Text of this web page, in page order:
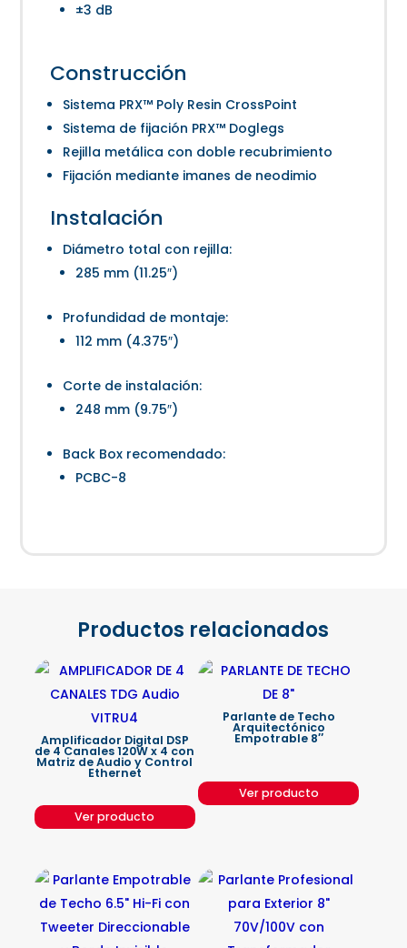
±3 dB
Construcción
Sistema PRX™ Poly Resin CrossPoint
Sistema de fijación PRX™ Doglegs
Rejilla metálica con doble recubrimiento
Fijación mediante imanes de neodimio
Instalación
Diámetro total con rejilla:
285 mm (11.25″)
Profundidad de montaje:
112 mm (4.375″)
Corte de instalación:
248 mm (9.75″)
Back Box recomendado:
PCBC-8
Productos relacionados
Amplificador Digital DSP
de 4 Canales 120W x 4 con
Matriz de Audio y Control
Ethernet
Ver producto
Parlante de Techo
Arquitectónico
Empotrable 8″
Ver producto